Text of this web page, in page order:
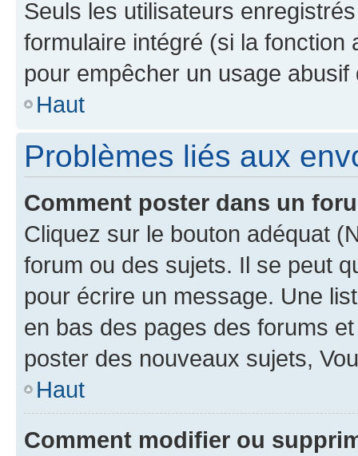
Seuls les utilisateurs
formulaire intégré (si la fonction
pour empêcher un usage
Haut
Problèmes liés aux
Comment poster dans un
Cliquez sur le bouton adéquat
forum ou des sujets. Il se peut
pour écrire un message. Une
en bas des pages des forums
poster des nouveaux sujets,
Haut
Comment modifier ou